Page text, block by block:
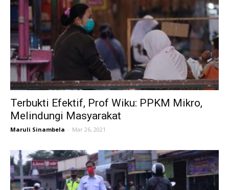
Terbukti Efektif, Prof Wiku: PPKM Mikro,
Melindungi Masyarakat
Maruli Sinambela - Mar 26, 2021